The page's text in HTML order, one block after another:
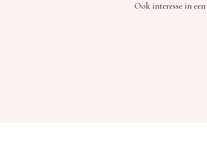
Ook interesse in een